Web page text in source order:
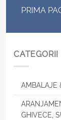
PRIMA
CATEGORII
AMBALAJE
GHIVECE,